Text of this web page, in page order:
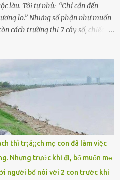
làu. Tôi tự nhủ: “Chỉ cần đến
lo.” Nhưng số phận như muốn
cách trường thi 7 cây số, chiếc xe
nay quên mang theo! Giữa con
hoảng loạn vẫy tay xin đi nhờ. –
ơn cho cháu đi nhờ với! – Cô ơi,
thoại… Người thì lắc đầu. Người
lừa đảo. Tôi gào lên giữa đường
hơn 30 phút nữa. Trong đầu
chạy. Tôi quăng xe vào vệ đường,
đeo ba lô và chạy . Chạy miết.
thì tr;á;;ch mẹ con đã làm việc
Nhưng trước khi đi, bố muốn mẹ
người bố nói với 2 con trước khi